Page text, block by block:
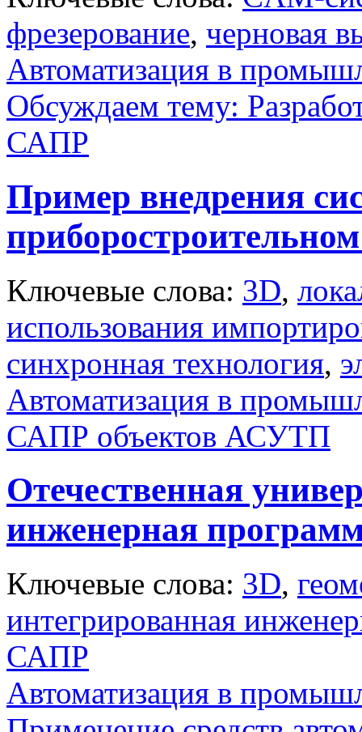
фрезерование, черновая
Автоматизация в
Обсуждаем тему:
САПР
Пример внедрения
Ключевые слова: 3D,
использования
синхронная технология,
Автоматизация в
САПР объектов АСУТП
Отечественная
инженерная
Ключевые слова: 3D,
интегрированная
САПР
Автоматизация в